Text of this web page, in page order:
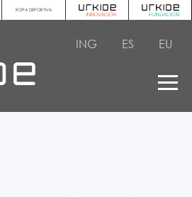
ROPA DEPORTIVA
ING ES EU